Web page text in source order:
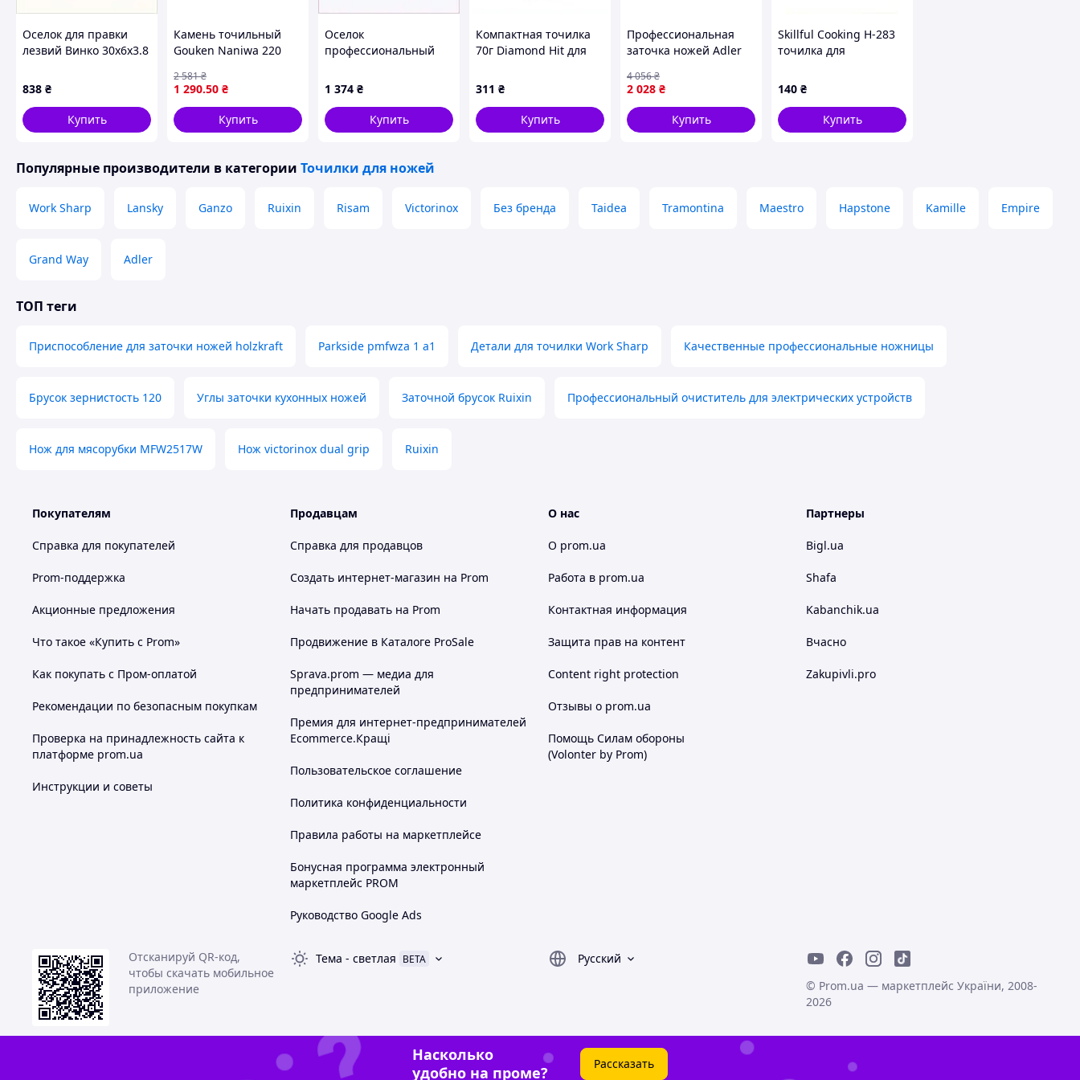
В комплекте:
-кейс
Производство: Китай
Похожие товары по характеристикам
Оселок для правки
лезвий Винко 30х6х3.8
838 ₴
Купить
Камень точильный
Gouken Naniwa 220
секаторов и садовых
ножей синтетический
1 290.50 ₴
2 581₴
Купить
Оселок
профессиональный
кухни, T2674E918
1 374 ₴
Купить
Компактная точилка
70г Diamond Hit для
87468C0C9
311 ₴
Купить
Профессиональная
заточка ножей Adler
ножей керамическая,
Точилка для ножей
название, CQS
2 028 ₴
4 056₴
Купить
Skillful Cooking H-283
точилка для
859AC4K391
140 ₴
Купить
Популярные производители в категории Точилки для ножей
Work Sharp Lansky Ganzo Ruixin Risam Victorinox Без бренда Taidea Tramontina Maestro Hapstone Kamille Empire
Grand Way Adler
ТОП теги
Приспособление для заточки ножей holzkraft Parkside pmfwza 1 a1 Детали для точилки Work Sharp Качественные профессиональные ножницы
Брусок зернистость 120 Углы заточки кухонных ножей Заточной брусок Ruixin Профессиональный очиститель для электрических устройств
Нож для мясорубки MFW2517W Нож victorinox dual grip Ruixin
Покупателям
Справка для покупателей
Prom-поддержка
Акционные предложения
Что такое «Купить с Prom»
Как покупать с Пром-оплатой
Рекомендации по безопасным покупкам
Проверка на принадлежность сайта к
платформе prom.ua
Инструкции и советы
Продавцам
Справка для продавцов
Создать интернет-магазин на Prom
Начать продавать на Prom
Продвижение в Каталоге ProSale
Sprava.prom — медиа для
предпринимателей
Премия для интернет-предпринимателей
Ecommerce.Кращі
Пользовательское соглашение
Политика конфиденциальности
Правила работы на маркетплейсе
Бонусная программа электронный
маркетплейс PROM
Руководство Google Ads
О нас
О prom.ua
Работа в prom.ua
Контактная информация
Защита прав на контент
Content right protection
Отзывы о prom.ua
Помощь Силам обороны
(Volonter by Prom)
Партнеры
Bigl.ua
Shafa
Kabanchik.ua
Вчасно
Zakupivli.pro
Отсканируй QR-код,
чтобы скачать мобильное
приложение
Тема - светлая BETA
Русский
© Prom.ua — маркетплейс України, 2008-
2026
Насколько
удобно на проме?
Рассказать